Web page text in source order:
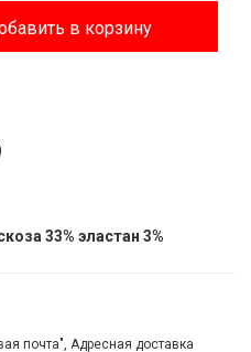
в корзину
33% эластан 3%
почта", Адресная доставка